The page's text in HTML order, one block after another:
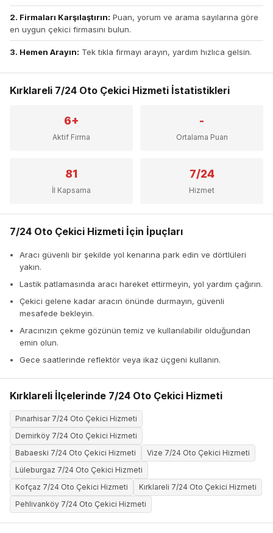
2. Firmaları Karşılaştırın: Puan, yorum ve arama sayılarına göre
en uygun çekici firmasını bulun.
3. Hemen Arayın: Tek tıkla firmayı arayın, yardım hızlıca gelsin.
Kırklareli 7/24 Oto Çekici Hizmeti İstatistikleri
6+
Aktif Firma
-
Ortalama Puan
81
İl Kapsama
7/24
Hizmet
7/24 Oto Çekici Hizmeti İçin İpuçları
Aracı güvenli bir şekilde yol kenarına park edin ve dörtlüleri
yakın.
Lastik patlamasında aracı hareket ettirmeyin, yol yardım çağırın.
Çekici gelene kadar aracın önünde durmayın, güvenli
mesafede bekleyin.
Aracınızın çekme gözünün temiz ve kullanılabilir olduğundan
emin olun.
Gece saatlerinde reflektör veya ikaz üçgeni kullanın.
Kırklareli İlçelerinde 7/24 Oto Çekici Hizmeti
Pınarhisar 7/24 Oto Çekici Hizmeti
Demirköy 7/24 Oto Çekici Hizmeti
Babaeski 7/24 Oto Çekici Hizmeti
Vize 7/24 Oto Çekici Hizmeti
Lüleburgaz 7/24 Oto Çekici Hizmeti
Kofçaz 7/24 Oto Çekici Hizmeti
Kırklareli 7/24 Oto Çekici Hizmeti
Pehlivanköy 7/24 Oto Çekici Hizmeti